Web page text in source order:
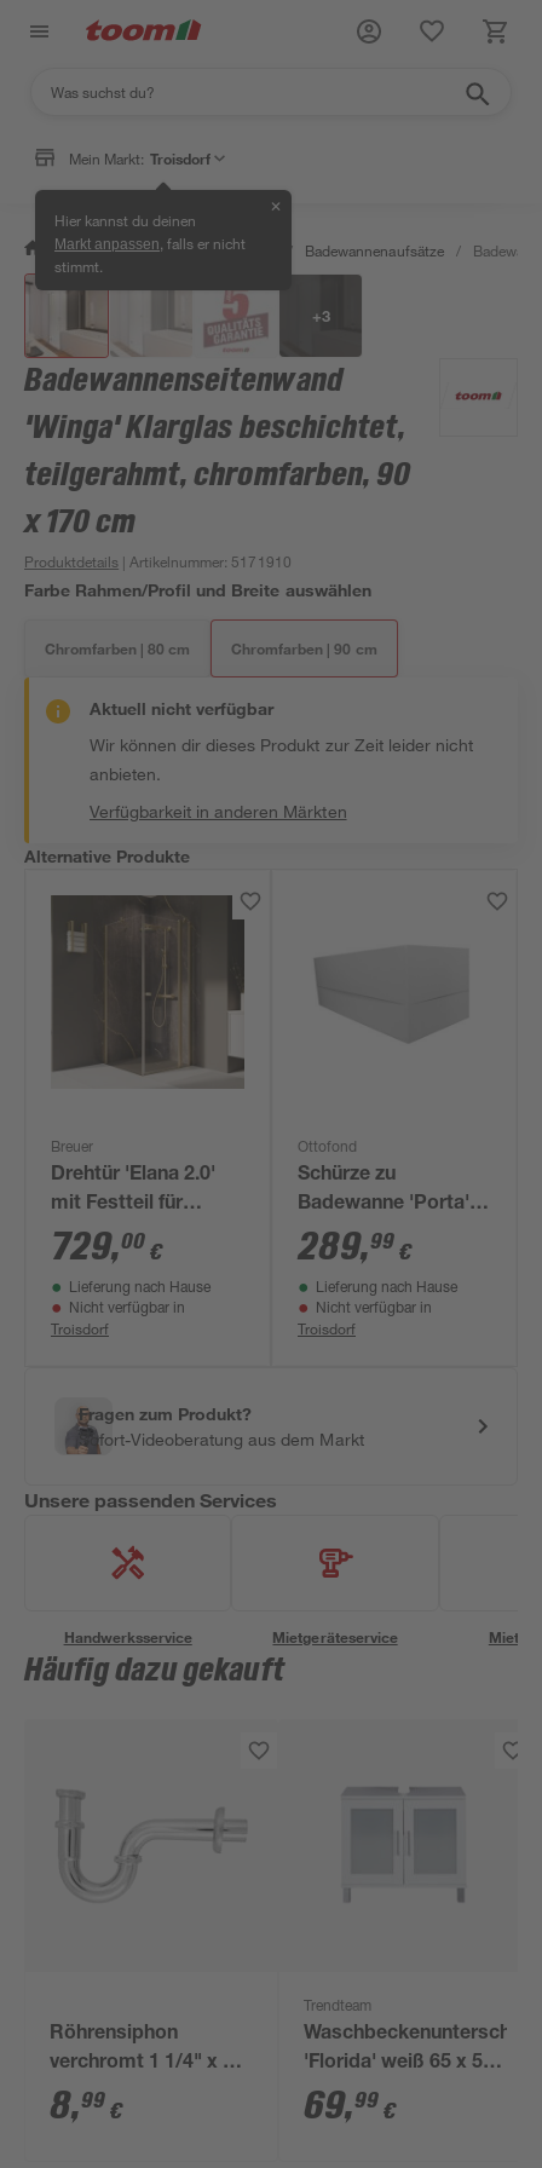
Mein Markt: Troisdorf
Hier kannst du deinen
Markt anpassen , falls er nicht
stimmt.
✕
/ Bad & Sanitär / Badewannen / Badewannenaufsätze /
+3
Badewannenseitenwand
'Winga' Klarglas beschichtet,
teilgerahmt, chromfarben, 90
x 170 cm
Produktdetails | Artikelnummer: 5171910
Farbe Rahmen/Profil und Breite auswählen
Chromfarben | 80 cm Chromfarben | 90 cm
Aktuell nicht verfügbar
Wir können dir dieses Produkt zur Zeit leider nicht
anbieten.
Verfügbarkeit in anderen Märkten
Alternative Produkte
Breuer
Drehtür 'Elana 2.0'
mit Festteil für
Seitenwand, links,
goldfarben, 90 x 200
cm
729,00 €
Lieferung nach Hause
Nicht verfügbar in
Troisdorf
Ottofond
Schürze zu
Badewanne 'Porta'
weiß 180 x 60 x 3
cm, rechts
289,99 €
Lieferung nach Hause
Nicht verfügbar in
Troisdorf
Fragen zum Produkt?
Sofort-Videoberatung aus dem Markt
Unsere passenden Services
Handwerksservice Mietgeräteservice
Häufig dazu gekauft
Röhrensiphon
verchromt 1 1/4" x 32
mm
8,99 €
Trendteam
'Florida' weiß 65 x 56
x 33 cm
69,99 €